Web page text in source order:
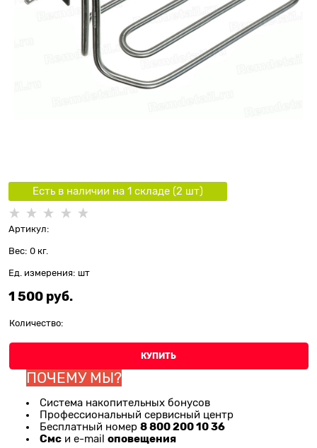
Есть в наличии на 1 складe (2 шт)
Артикул:
Вес: 0 кг.
Ед. измерения: шт
1 500 руб.
Количество:
КУПИТЬ
ПОЧЕМУ МЫ?
Система накопительных бонусов
Профессиональный сервисный центр
Бесплатный номер 8 800 200 10 36
Смс и e-mail оповещения